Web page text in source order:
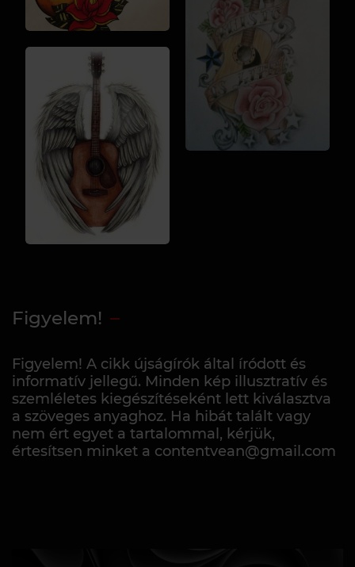
Figyelem!
Figyelem! A cikk újságírók által íródott és
informatív jellegű. Minden kép illusztratív és
szemléletes kiegészítéseként lett kiválasztva
a szöveges anyaghoz. Ha hibát talált vagy
nem ért egyet a tartalommal, kérjük,
értesítsen minket a contentvean@gmail.com